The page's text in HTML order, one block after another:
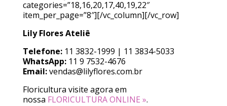
categories=”18,16,20,17,40,19,22″
item_per_page=”8″][/vc_column][/vc_row]
Lily Flores Ateliê
Telefone:11 3832-1999 | 11 3834-5033
WhatsApp:11 9 7532-4676
Email:vendas@lilyflores.com.br
Floricultura visite agora em
nossa FLORICULTURA ONLINE ».